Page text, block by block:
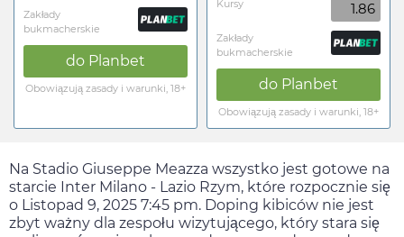
Zakłady
bukmacherskie
do Planbet
Obowiązują zasady i warunki, 18+
Kursy 1.86
Zakłady
bukmacherskie
do Planbet
Obowiązują zasady i warunki, 18+
Na Stadio Giuseppe Meazza wszystko jest gotowe na
starcie Inter Milano - Lazio Rzym, które rozpocznie się
o Listopad 9, 2025 7:45 pm. Doping kibiców nie jest
zbyt ważny dla zespołu wizytującego, który stara się